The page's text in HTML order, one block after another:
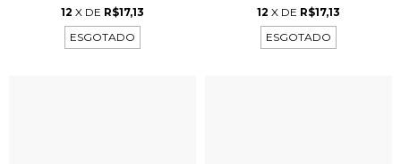
12 X DE R$17,13
ESGOTADO
12 X DE R$17,13
ESGOTADO